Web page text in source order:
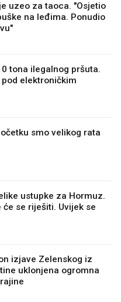
uzeo za taoca. "Osjetio
na leđima. Ponudio
tona ilegalnog pršuta.
elektroničkim
smo velikog rata
ustupke za Hormuz.
će se riješiti. Uvijek se
izjave Zelenskog iz
uklonjena ogromna